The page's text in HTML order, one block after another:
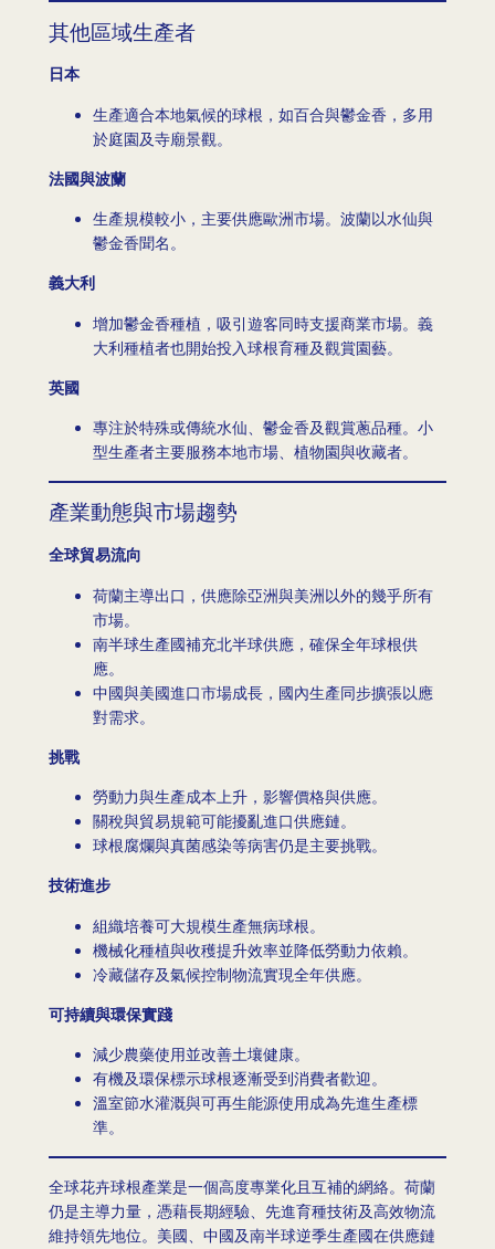
其他區域生產者
日本
生產適合本地氣候的球根，如百合與鬱金香，多用
於庭園及寺廟景觀。
法國與波蘭
生產規模較小，主要供應歐洲市場。波蘭以水仙與
鬱金香聞名。
義大利
增加鬱金香種植，吸引遊客同時支援商業市場。義
大利種植者也開始投入球根育種及觀賞園藝。
英國
專注於特殊或傳統水仙、鬱金香及觀賞蔥品種。小
型生產者主要服務本地市場、植物園與收藏者。
產業動態與市場趨勢
全球貿易流向
荷蘭主導出口，供應除亞洲與美洲以外的幾乎所有
市場。
南半球生產國補充北半球供應，確保全年球根供
應。
中國與美國進口市場成長，國內生產同步擴張以應
對需求。
挑戰
勞動力與生產成本上升，影響價格與供應。
關稅與貿易規範可能擾亂進口供應鏈。
球根腐爛與真菌感染等病害仍是主要挑戰。
技術進步
組織培養可大規模生產無病球根。
機械化種植與收穫提升效率並降低勞動力依賴。
冷藏儲存及氣候控制物流實現全年供應。
可持續與環保實踐
減少農藥使用並改善土壤健康。
有機及環保標示球根逐漸受到消費者歡迎。
溫室節水灌溉與可再生能源使用成為先進生產標
準。
全球花卉球根產業是一個高度專業化且互補的網絡。荷蘭
仍是主導力量，憑藉長期經驗、先進育種技術及高效物流
維持領先地位。美國、中國及南半球逆季生產國在供應鏈